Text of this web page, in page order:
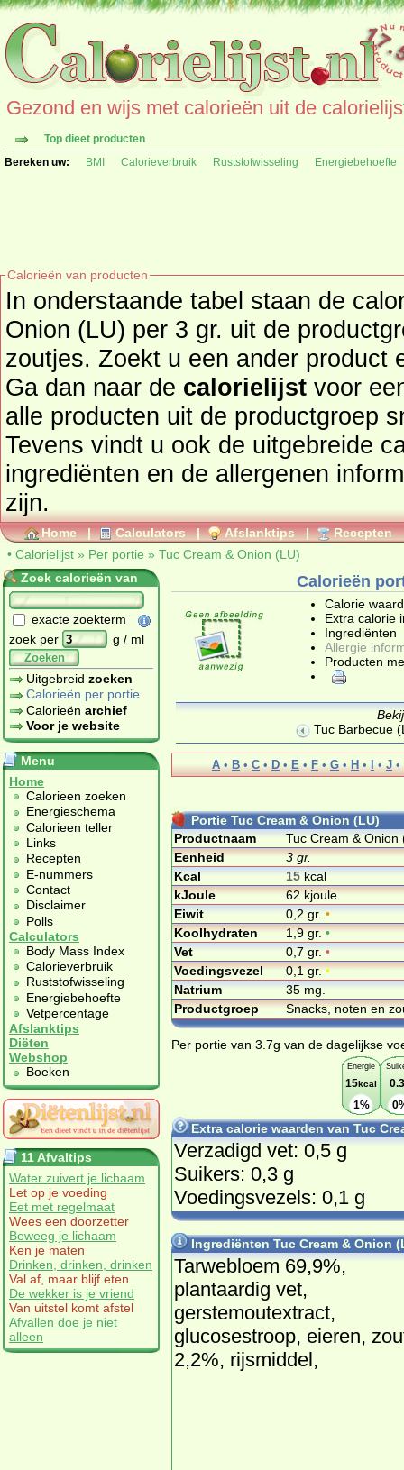
Gezond en wijs met calorieën uit de
Top dieet producten
Bereken uw:
BMI Calorieverbruik Ruststofwisseling Energiebehoefte
Calorieën van producten
In onderstaande tabel staan de
Onion (LU) per 3 gr. uit de
zoutjes. Zoekt u een ander product en de calorieën daarvan?
Ga dan naar de calorielijst voor een
alle producten uit de productgroep
Tevens vindt u ook de uitgebreide
ingrediënten en de allergenen
zijn.
Home | Calculators | Afslanktips | Recepten
• Calorielijst » Per portie » Tuc Cream & Onion (LU)
Zoek calorieën van
exacte zoekterm
zoek per
g / ml
Zoeken
Uitgebreid zoeken
Calorieën per portie
Calorieën archief
Voor je website
Menu
Home
Calorieen zoeken
Energieschema
Calorieen teller
Links
Recepten
E-nummers
Contact
Disclaimer
Polls
Calculators
Body Mass Index
Calorieverbruik
Ruststofwisseling
Energiebehoefte
Vetpercentage
Afslanktips
Diëten
Webshop
Boeken
11 Afvaltips
Water zuivert je lichaam
Let op je voeding
Eet met regelmaat
Wees een doorzetter
Beweeg je lichaam
Ken je maten
Drinken, drinken, drinken
Val af, maar blijf eten
De wekker is je vriend
Van uitstel komt afstel
Afvallen doe je niet
alleen
Calorieën
Calorie
Extra calorie
Ingrediënten
Allergie
Producten
Tuc Barbecue
A • B • C • D • E • F • G • H • I • J •
Portie Tuc Cream & Onion (LU)
Productnaam
Tuc Cream & Onion
Eenheid
3 gr.
Kcal
15 kcal
kJoule
62 kjoule
Eiwit
0,2 gr. •
Koolhydraten
1,9 gr.•
Vet
0,7 gr. •
Voedingsvezel
0,1 gr.•
Natrium
35 mg.
Productgroep
Snacks, noten en
Per portie van 3.7g van de dagelijkse
Energie
15kcal
1%
Extra calorie waarden van Tuc
Verzadigd vet: 0,5 g
Suikers: 0,3 g
Voedingsvezels: 0,1 g
Ingrediënten Tuc Cream & Onion
Tarwebloem 69,9%,
plantaardig vet,
gerstemoutextract,
glucosestroop, eieren,
2,2%, rijsmiddel,